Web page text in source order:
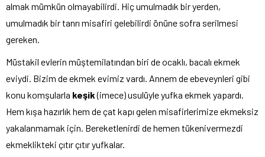
almak mümkün olmayabilirdi. Hiç umulmadık bir yerden,
umulmadık bir tanrı misafiri gelebilirdi önüne sofra serilmesi
gereken.
Müstakil evlerin müştemilatından biri de ocaklı, bacalı ekmek
eviydi. Bizim de ekmek evimiz vardı. Annem de ebeveynleri gibi
konu komşularla keşik(imece) usulüyle yufka ekmek yapardı.
Hem kışa hazırlık hem de çat kapı gelen misafirlerimize ekmeksiz
yakalanmamak için. Bereketlenirdi de hemen tükenivermezdi
ekmeklikteki çıtır çıtır yufkalar.